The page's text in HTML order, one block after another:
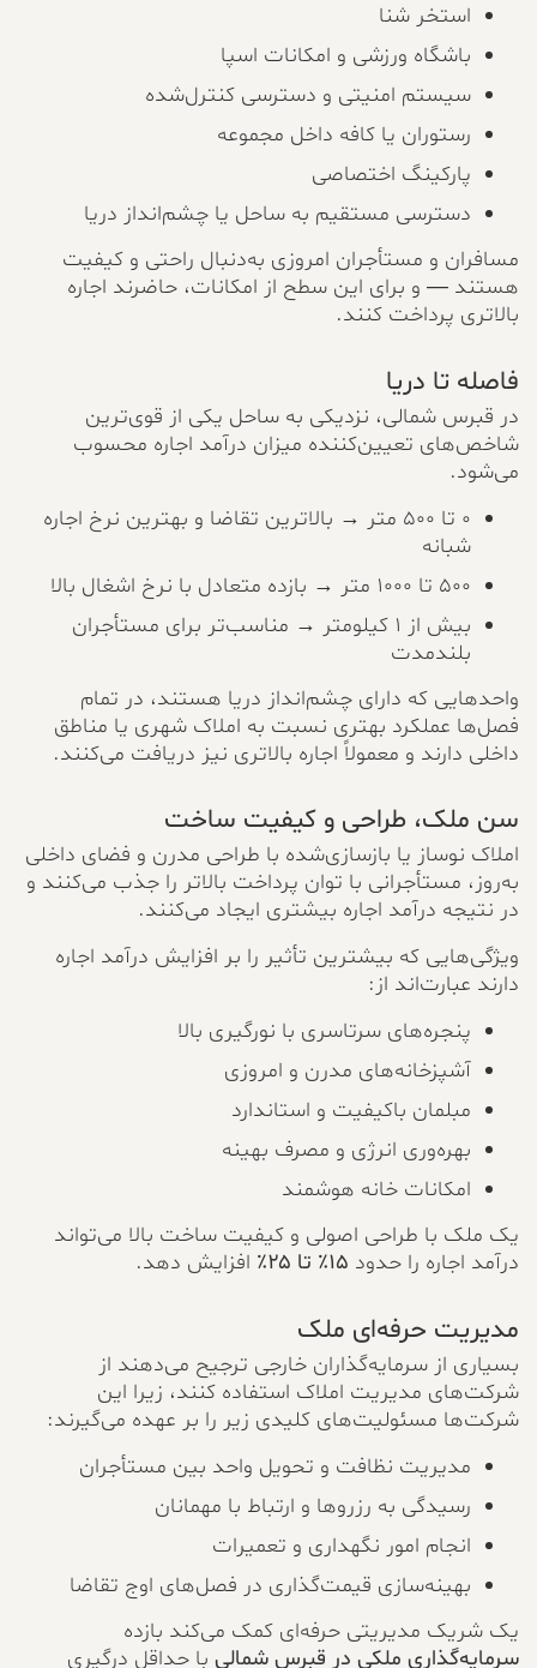
استخر شنا
باشگاه ورزشی و امکانات اسپا
سیستم امنیتی و دسترسی کنترل‌شده
رستوران یا کافه داخل مجموعه
پارکینگ اختصاصی
دسترسی مستقیم به ساحل یا چشم‌انداز دریا
مسافران و مستأجران امروزی به‌دنبال راحتی و کیفیت
هستند — و برای این سطح از امکانات، حاضرند اجاره
بالاتری پرداخت کنند.
فاصله تا دریا
در قبرس شمالی، نزدیکی به ساحل یکی از قوی‌ترین
شاخص‌های تعیین‌کننده میزان درآمد اجاره محسوب
می‌شود.
۰ تا ۵۰۰ متر → بالاترین تقاضا و بهترین نرخ اجاره
شبانه
۵۰۰ تا ۱۰۰۰ متر → بازده متعادل با نرخ اشغال بالا
بیش از ۱ کیلومتر → مناسب‌تر برای مستأجران
بلندمدت
واحدهایی که دارای چشم‌انداز دریا هستند، در تمام
فصل‌ها عملکرد بهتری نسبت به املاک شهری یا مناطق
داخلی دارند و معمولاً اجاره بالاتری نیز دریافت می‌کنند.
سن ملک، طراحی و کیفیت ساخت
املاک نوساز یا بازسازی‌شده با طراحی مدرن و فضای داخلی
به‌روز، مستأجرانی با توان پرداخت بالاتر را جذب می‌کنند و
در نتیجه درآمد اجاره بیشتری ایجاد می‌کنند.
ویژگی‌هایی که بیشترین تأثیر را بر افزایش درآمد اجاره
دارند عبارت‌اند از:
پنجره‌های سرتاسری با نورگیری بالا
آشپزخانه‌های مدرن و امروزی
مبلمان باکیفیت و استاندارد
بهره‌وری انرژی و مصرف بهینه
امکانات خانه هوشمند
یک ملک با طراحی اصولی و کیفیت ساخت بالا می‌تواند
درآمد اجاره را حدود ۱۵٪ تا ۲۵٪ افزایش دهد.
مدیریت حرفه‌ای ملک
بسیاری از سرمایه‌گذاران خارجی ترجیح می‌دهند از
شرکت‌های مدیریت املاک استفاده کنند، زیرا این
شرکت‌ها مسئولیت‌های کلیدی زیر را بر عهده می‌گیرند:
مدیریت نظافت و تحویل واحد بین مستأجران
رسیدگی به رزروها و ارتباط با مهمانان
انجام امور نگهداری و تعمیرات
بهینه‌سازی قیمت‌گذاری در فصل‌های اوج تقاضا
یک شریک مدیریتی حرفه‌ای کمک می‌کند بازده
سرمایه‌گذاری ملکی در قبرس شمالیبا حداقل درگیری